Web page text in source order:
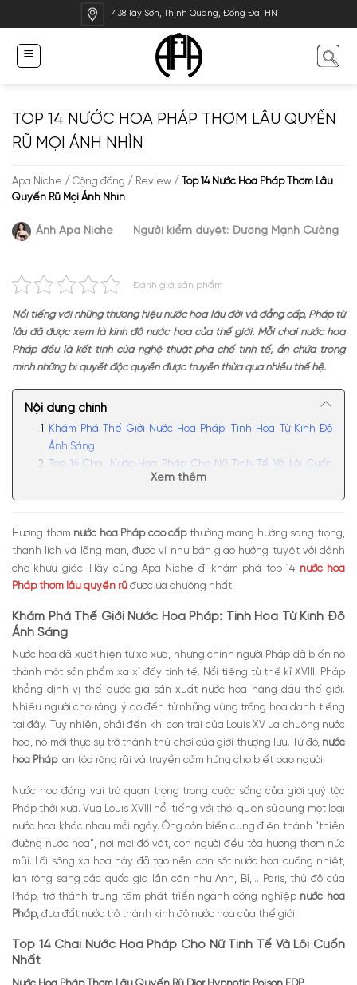
qua
dung
438 Tây Sơn, Thịnh Quang, Đống Đa, HN
TOP 14 NƯỚC HOA PHÁP THƠM LÂU QUYẾN
RŨ MỌI ÁNH NHÌN
Apa Niche / Cộng đồng / Review /
Top 14 Nước Hoa Pháp Thơm Lâu
Quyến Rũ Mọi Ánh Nhìn
Ánh Apa Niche Người kiểm duyệt: Dương Mạnh Cường
Đánh giá sản phẩm
Nổi tiếng với những thương hiệu nước hoa lâu đời và đẳng cấp, Pháp từ
lâu đã được xem là kinh đô nước hoa của thế giới. Mỗi chai nước hoa
Pháp đều là kết tinh của nghệ thuật pha chế tinh tế, ẩn chứa trong
mình những bí quyết độc quyền được truyền thừa qua nhiều thế hệ.
Nội dung chính
Khám Phá Thế Giới Nước Hoa Pháp: Tinh Hoa Từ Kinh Đô
Ánh Sáng
Top 14 Chai Nước Hoa Pháp Cho Nữ Tinh Tế Và Lôi Cuốn
Nước Hoa Pháp Thơm Lâu Quyến Rũ Dior Hypnotic
Nước Hoa Nữ Cao Cấp Của Pháp Louis Vuitton Attrape
Reves EDP
Nước Hoa Nổi Tiếng Của Pháp Chanel Coco
Mademoiselle EDP
Prives Initio Atomic Rose
Merveilles EDP
Nước Hoa Pháp Thơm Lâu Quyến Rũ Jean Paul
Gaultier So Scandal EDP
Nước Hoa Pháp Nổi Tiếng Kilian Good Girl Gone Bad
EDP
Nước Hoa Pháp Thơm Lâu Quyến Rũ Lancome La nuit
Tresor EDP
Women EDP
Nước Hoa Pháp Cho Nữ Gucci Bloom EDP
Nước Hoa Pháp Thơm Lâu Quyến Rũ Parfums de Marly
Delina EDP
Nước Hoa Của Pháp Thierry Mugler Alien EDP
Nước Hoa Pháp Thơm Lâu Yves Saint Laurent Black
Opium for Women EDP
Nước Hoa Pháp Cao Cấp Creed Aventus For Her EDP
Địa chỉ mua Nước Hoa Pháp Thơm Lâu Quyến Rũ uy tín tại
Xem thêm
Hương thơm nước hoa Pháp cao cấpthường mang hướng sang trọng,
thanh lịch và lãng mạn, được ví như bản giao hưởng tuyệt vời dành
cho khứu giác. Hãy cùng Apa Niche đi khám phá top 14 nước hoa
Pháp thơm lâu quyến rũ được ưa chuộng nhất!
Khám Phá Thế Giới Nước Hoa Pháp: Tinh Hoa Từ Kinh Đô
Ánh Sáng
Nước hoa đã xuất hiện từ xa xưa, nhưng chính người Pháp đã biến nó
thành một sản phẩm xa xỉ đầy tinh tế. Nổi tiếng từ thế kỉ XVIII, Pháp
khẳng định vị thế quốc gia sản xuất nước hoa hàng đầu thế giới.
Nhiều người cho rằng lý do đến từ những vùng trồng hoa danh tiếng
tại đây. Tuy nhiên, phải đến khi con trai của Louis XV ưa chuộng nước
hoa, nó mới thực sự trở thành thú chơi của giới thượng lưu. Từ đó, nước
hoa Pháplan tỏa rộng rãi và truyền cảm hứng cho biết bao người.
Nước hoa đóng vai trò quan trọng trong cuộc sống của giới quý tộc
Pháp thời xưa. Vua Louis XVIII nổi tiếng với thói quen sử dụng một loại
nước hoa khác nhau mỗi ngày. Ông còn biến cung điện thành “thiên
đường nước hoa”, nơi mọi đồ vật, con người đều tỏa hương thơm nức
mũi. Lối sống xa hoa này đã tạo nên cơn sốt nước hoa cuồng nhiệt,
lan rộng sang các quốc gia lân cận như Anh, Bỉ,… Paris, thủ đô của
Pháp, trở thành trung tâm phát triển ngành công nghiệp nước hoa
Pháp, đưa đất nước trở thành kinh đô nước hoa của thế giới!
Top 14 Chai Nước Hoa Pháp Cho Nữ Tinh Tế Và Lôi Cuốn
Nhất